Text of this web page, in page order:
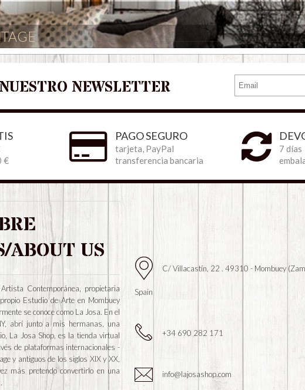
NEWSLETTER
€
PAGO SEGURO
tarjeta, PayPal
transferencia bancaria
7 días
ABOUT US
Contemporánea, propietaria
Estudio de Arte en Mombuey
se conoce como La Josa. En el
abrí junto a mis hermanas, una
La Josa Shop, es la tienda virtual
de plataformas internacionales -
y antiguos de los siglos XIX y XX,
más pretendo convertirlo en una
C/ Villacastín, 22 . 49310 - Mombuey
Spain
+34 690 282 171
info@lajosashop.com